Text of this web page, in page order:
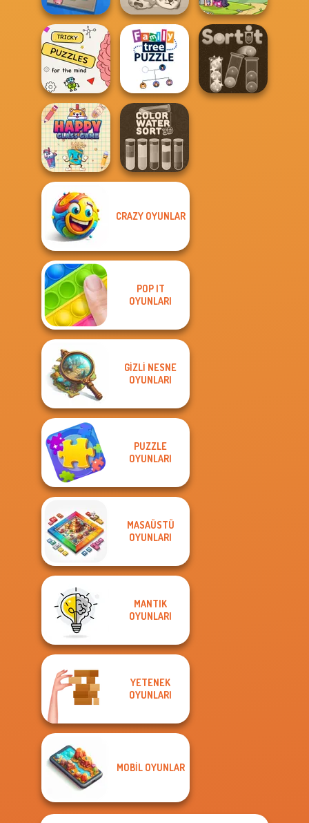
Parking Jam Protect My Dog 3 Dream Pet Link 2
Brain Puzzles
Quests
Family Tree
Puzzle
Happy Glass
Color Water Sort
CRAZY OYUNLAR
POP IT
OYUNLARI
GIZLI NESNE
OYUNLARI
PUZZLE
OYUNLARI
MASAÜSTÜ
OYUNLARI
MANTIK
OYUNLARI
YETENEK
OYUNLARI
MOBIL OYUNLAR